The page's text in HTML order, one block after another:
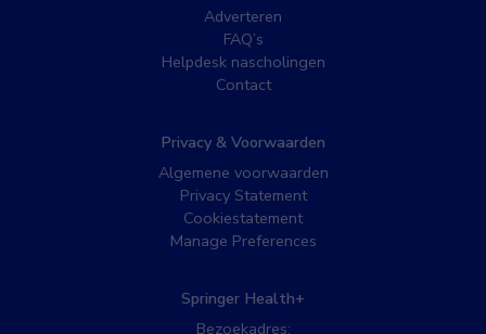
Adverteren
FAQ’s
Helpdesk nascholingen
Contact
Privacy & Voorwaarden
Algemene voorwaarden
Privacy Statement
Cookiestatement
Manage Preferences
Springer Health+
Bezoekadres: